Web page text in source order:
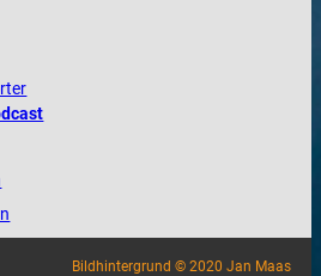
Bildhintergrund © 2020 Jan Maas